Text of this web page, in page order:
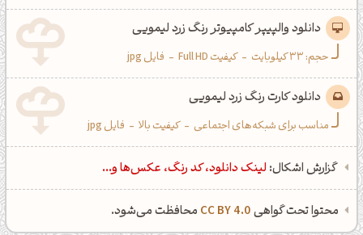
دانلود والپیپر کامپیوتر رنگ زرد لیمویی
حجم: 33 کیلوبایت - کیفیت Full HD - فایل jpg
دانلود کارت رنگ زرد لیمویی
مناسب برای شبکه‌های اجتماعی - کیفیت بالا - فایل jpg
گزارش اشکال: لینک دانلود، کد رنگ، عکس‌ها و...
محتوا تحت گواهیCC BY 4.0 محافظت می‌شود.